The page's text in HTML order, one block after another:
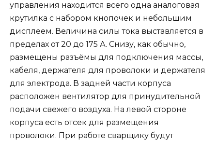
управления находится всего одна аналоговая
крутилка с набором кнопочек и небольшим
дисплеем. Величина силы тока выставляется в
пределах от 20 до 175 А. Снизу, как обычно,
размещены разъёмы для подключения массы,
кабеля, держателя для проволоки и держателя
для электрода. В задней части корпуса
расположен вентилятор для принудительной
подачи свежего воздуха. На левой стороне
корпуса есть отсек для размещения
проволоки. При работе сварщику будут